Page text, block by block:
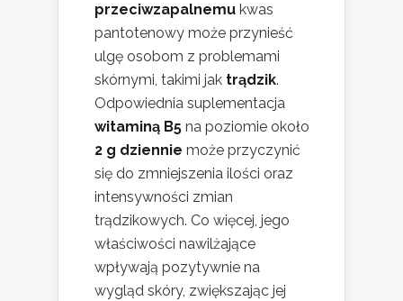
przeciwzapalnemu kwas
pantotenowy może przynieść
ulgę osobom z problemami
skórnymi, takimi jak trądzik.
Odpowiednia suplementacja
witaminą B5 na poziomie około
2 g dziennie może przyczynić
się do zmniejszenia ilości oraz
intensywności zmian
trądzikowych. Co więcej, jego
właściwości nawilżające
wpływają pozytywnie na
wygląd skóry, zwiększając jej